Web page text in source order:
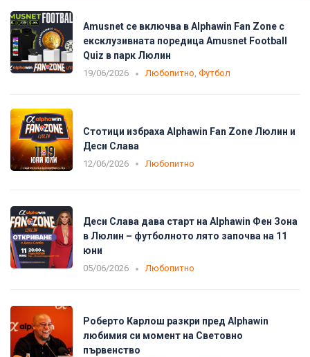
Amusnet се включва в Alphawin Fan Zone с
ексклузивната поредица Amusnet Football
Quiz в парк Люлин
19/06/2026 Любопитно, Футбол
Стотици избраха Alphawin Fan Zone Люлин и
Деси Слава
12/06/2026 Любопитно
Деси Слава дава старт на Alphawin Фен Зона
в Люлин – футболното лято започва на 11
юни
05/06/2026 Любопитно
Роберто Карлош разкри пред Alphawin
любимия си момент на Световно
първенство